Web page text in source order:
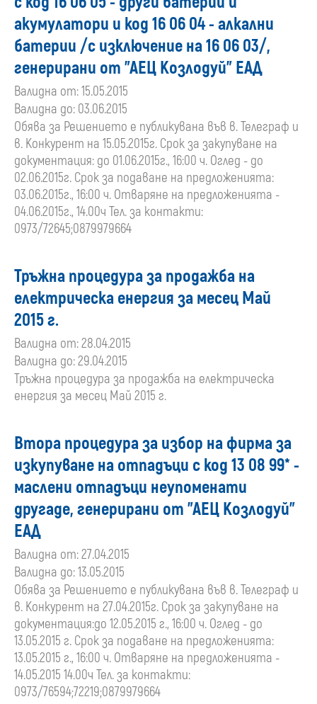
акумулатори и код 16 06 04 - алкални
батерии /с изключение на 16 06 03/,
генерирани от "АЕЦ Козлодуй" ЕАД
Валидна от: 15.05.2015
Валидна до: 03.06.2015
Обява за Решението е публикувана във в. Телеграф и
в. Конкурент на 15.05.2015г. Срок за закупуване на
документация: до 01.06.2015г., 16:00 ч. Оглед - до
02.06.2015г. Срок за подаване на предложенията:
03.06.2015г., 16:00 ч. Отваряне на предложенията -
04.06.2015г., 14.00ч Тел. за контакти:
0973/72645;0879979664
Тръжна процедура за продажба на
електрическа енергия за месец Май
2015 г.
Валидна от: 28.04.2015
Валидна до: 29.04.2015
Тръжна процедура за продажба на електрическа
енергия за месец Май 2015 г.
Втора процедура за избор на фирма за
изкупуване на отпадъци с код 13 08 99* -
маслени отпадъци неупоменати
другаде, генерирани от "АЕЦ Козлодуй"
ЕАД
Валидна от: 27.04.2015
Валидна до: 13.05.2015
Обява за Решението е публикувана във в. Телеграф и
в. Конкурент на 27.04.2015г. Срок за закупуване на
документация:до 12.05.2015 г., 16:00 ч. Оглед - до
13.05.2015 г. Срок за подаване на предложенията:
13.05.2015 г., 16:00 ч. Отваряне на предложенията -
14.05.2015 14.00ч Тел. за контакти:
0973/76594;72219;0879979664